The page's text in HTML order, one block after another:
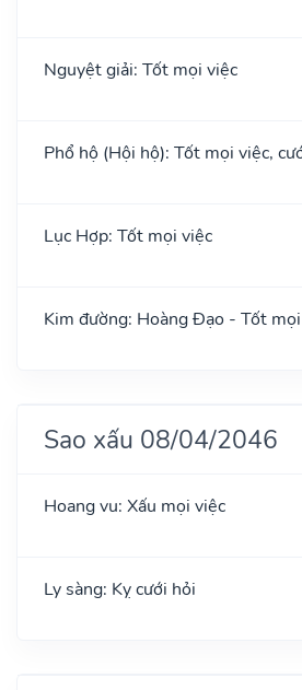
Nguyệt giải: Tốt mọi việc
Phổ hộ (Hội hộ): Tốt mọi việc,
Lục Hợp: Tốt mọi việc
Kim đường: Hoàng Đạo - Tốt
Sao xấu 08/04/2046
Hoang vu: Xấu mọi việc
Ly sàng: Kỵ cưới hỏi